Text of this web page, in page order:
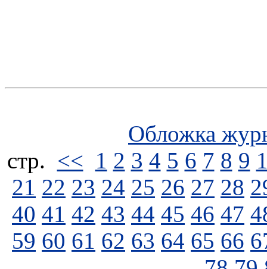
Обложка
стp. << 1 2 3 4 5 6 7 8 9
21 22 23 24 25 26 27 28
40 41 42 43 44 45 46 47
59 60 61 62 63 64 65 66